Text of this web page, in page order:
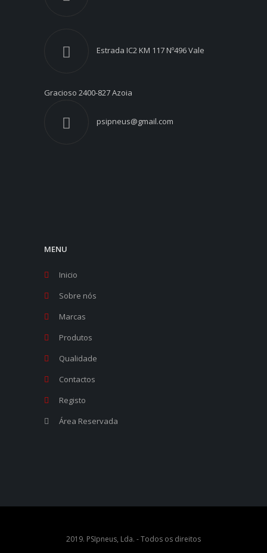
Estrada IC2 KM 117 Nº496 Vale
Gracioso 2400-827 Azoia
psipneus@gmail.com
MENU
Inicio
Sobre nós
Marcas
Produtos
Qualidade
Contactos
Registo
Área Reservada
2019. PSIpneus, Lda. - Todos os direitos